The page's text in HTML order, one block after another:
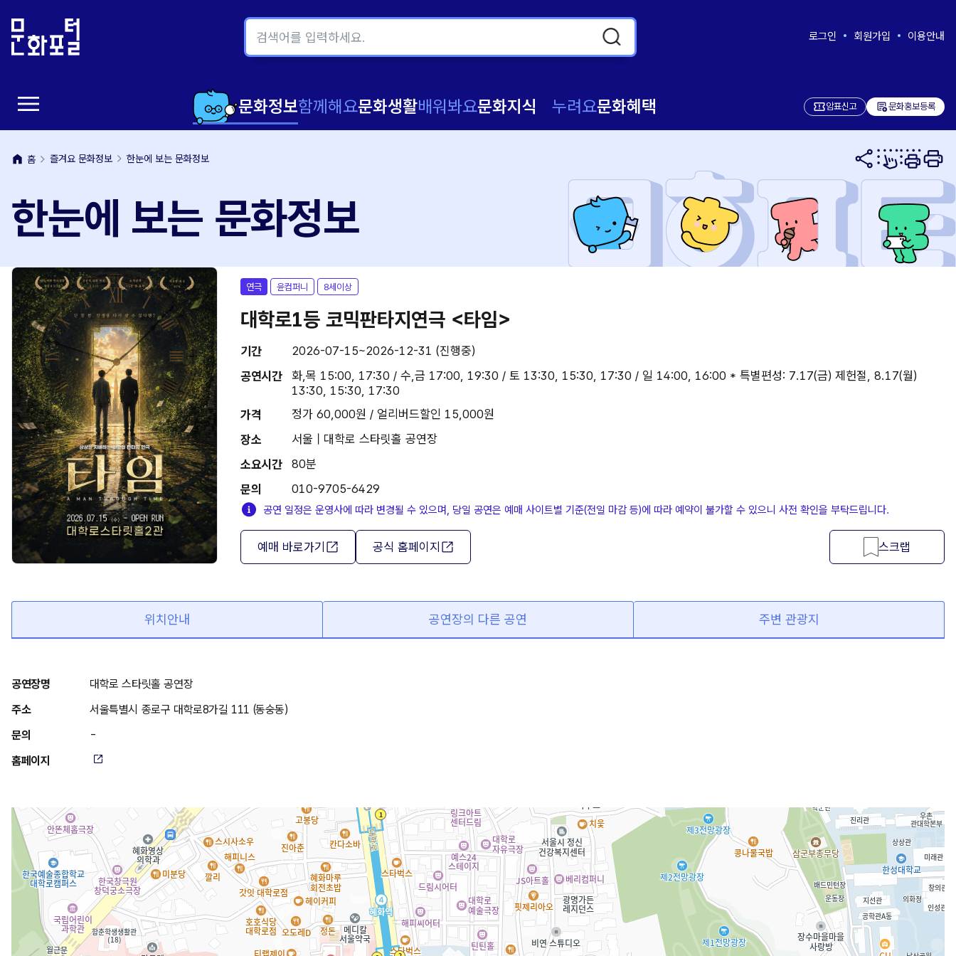
문
내
메
뉴
로그인 회원가입 이용안내
메
기
menu 문화정보함께해요문화생활배워봐요문화지식 누려요문화혜택 암표신고 add_notes문화홍보등록
home 홈 즐겨요 문화정보 한눈에 보는 문화정보
한눈에 보는 문화정보
연극 윤컴퍼니 8세이상
대학로1등 코믹판타지연극 <타임>
기간
2026-07-15~2026-12-31 (진행중)
공연시간
화,목 15:00, 17:30 / 수,금 17:00, 19:30 / 토 13:30, 15:30, 17:30 / 일 14:00, 16:00 * 특별편성: 7.17(금) 제헌절, 8.17(월)
13:30, 15:30, 17:30
가격
정가 60,000원 / 얼리버드할인 15,000원
장소
서울 | 대학로 스타릿홀 공연장
소요시간
80분
문의
010-9705-6429
공연 일정은 운영사에 따라 변경될 수 있으며, 당일 공연은 예매 사이트별 기준(전일 마감 등)에 따라 예약이 불가할 수 있으니 사전 확인을 부탁드립니다.
예매 바로가기 공식 홈페이지 스크랩
위치안내 공연장의 다른 공연 주변 관광지
위
치
안
내
공연장명
대학로 스타릿홀 공연장
주소
서울특별시 종로구 대학로8가길 111 (동숭동)
문의
-
홈페이지